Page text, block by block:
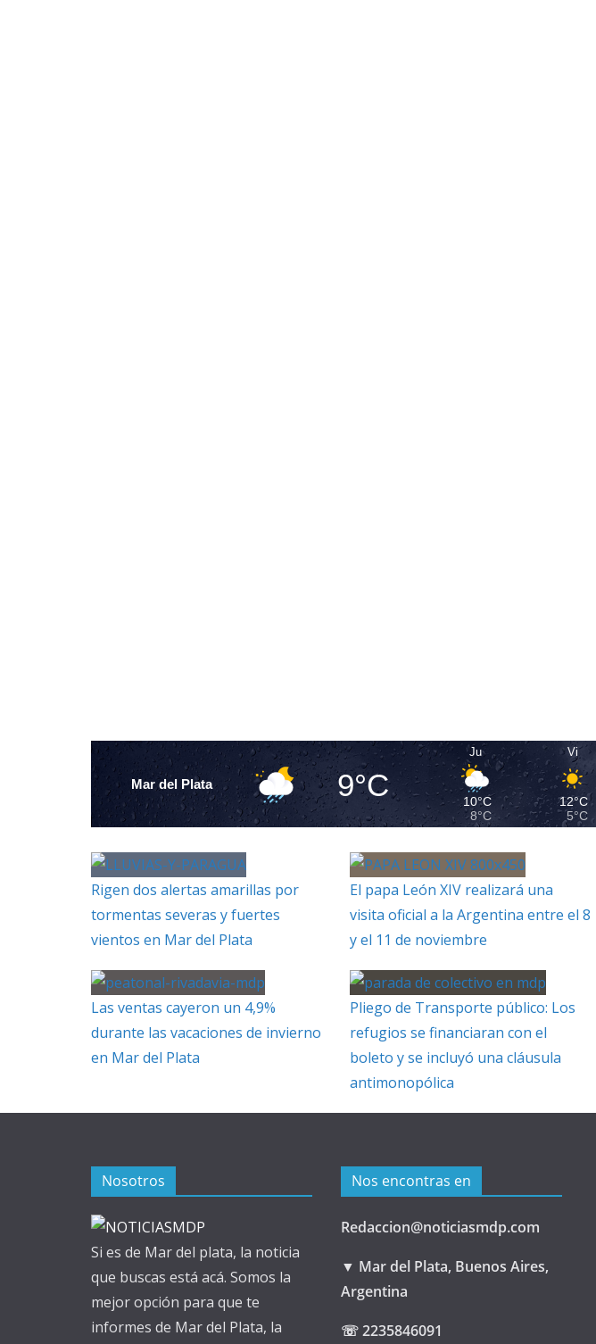
Mar del Plata 9°C
Ju
10°C
8°C
Vi
12°C
5°C
Rigen dos alertas amarillas por
tormentas severas y fuertes
vientos en Mar del Plata
El papa León XIV realizará una
visita oficial a la Argentina entre el 8
y el 11 de noviembre
Las ventas cayeron un 4,9%
durante las vacaciones de invierno
en Mar del Plata
Pliego de Transporte público: Los
refugios se financiaran con el
boleto y se incluyó una cláusula
antimonopólica
Nosotros
Si es de Mar del plata, la noticia
que buscas está acá. Somos la
mejor opción para que te
informes de Mar del Plata, la
Nos encontras en
Redaccion@noticiasmdp.com
▼ Mar del Plata, Buenos Aires,
Argentina
☏ 2235846091